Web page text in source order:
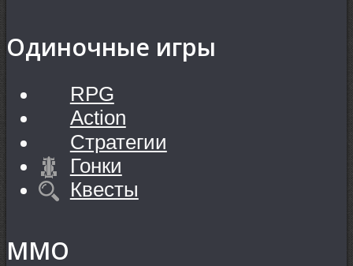
Одиночные игры
RPG
Action
Стратегии
Гонки
Квесты
MMO